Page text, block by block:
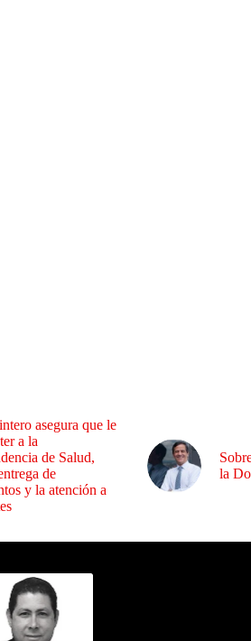
asegura que le
a la
de Salud,
de
y la atención a
la